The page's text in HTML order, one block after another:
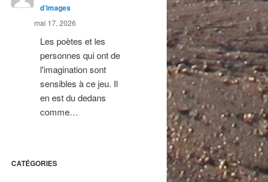
d’images
mai 17, 2026
Les poètes et les
personnes qui ont de
l'imagination sont
sensibles à ce jeu. Il
en est du dedans
comme…
CATÉGORIES